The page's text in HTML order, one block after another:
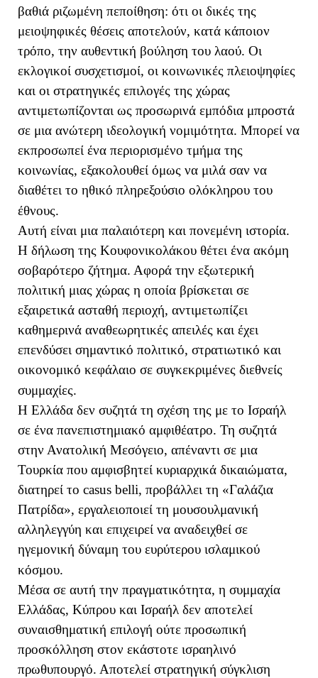
βαθιά ριζωμένη πεποίθηση: ότι οι δικές της
μειοψηφικές θέσεις αποτελούν, κατά κάποιον
τρόπο, την αυθεντική βούληση του λαού. Οι
εκλογικοί συσχετισμοί, οι κοινωνικές πλειοψηφίες
και οι στρατηγικές επιλογές της χώρας
αντιμετωπίζονται ως προσωρινά εμπόδια μπροστά
σε μια ανώτερη ιδεολογική νομιμότητα. Μπορεί να
εκπροσωπεί ένα περιορισμένο τμήμα της
κοινωνίας, εξακολουθεί όμως να μιλά σαν να
διαθέτει το ηθικό πληρεξούσιο ολόκληρου του
έθνους.
Αυτή είναι μια παλαιότερη και πονεμένη ιστορία.
Η δήλωση της Κουφονικολάκου θέτει ένα ακόμη
σοβαρότερο ζήτημα. Αφορά την εξωτερική
πολιτική μιας χώρας η οποία βρίσκεται σε
εξαιρετικά ασταθή περιοχή, αντιμετωπίζει
καθημερινά αναθεωρητικές απειλές και έχει
επενδύσει σημαντικό πολιτικό, στρατιωτικό και
οικονομικό κεφάλαιο σε συγκεκριμένες διεθνείς
συμμαχίες.
Η Ελλάδα δεν συζητά τη σχέση της με το Ισραήλ
σε ένα πανεπιστημιακό αμφιθέατρο. Τη συζητά
στην Ανατολική Μεσόγειο, απέναντι σε μια
Τουρκία που αμφισβητεί κυριαρχικά δικαιώματα,
διατηρεί το casus belli, προβάλλει τη «Γαλάζια
Πατρίδα», εργαλειοποιεί τη μουσουλμανική
αλληλεγγύη και επιχειρεί να αναδειχθεί σε
ηγεμονική δύναμη του ευρύτερου ισλαμικού
κόσμου.
Μέσα σε αυτή την πραγματικότητα, η συμμαχία
Ελλάδας, Κύπρου και Ισραήλ δεν αποτελεί
συναισθηματική επιλογή ούτε προσωπική
προσκόλληση στον εκάστοτε ισραηλινό
πρωθυπουργό. Αποτελεί στρατηγική σύγκλιση